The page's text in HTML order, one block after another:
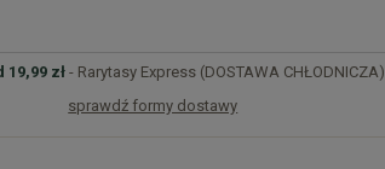
19,99 zł - Rarytasy Express (DOSTAWA CHŁODNICZA)
sprawdź formy dostawy